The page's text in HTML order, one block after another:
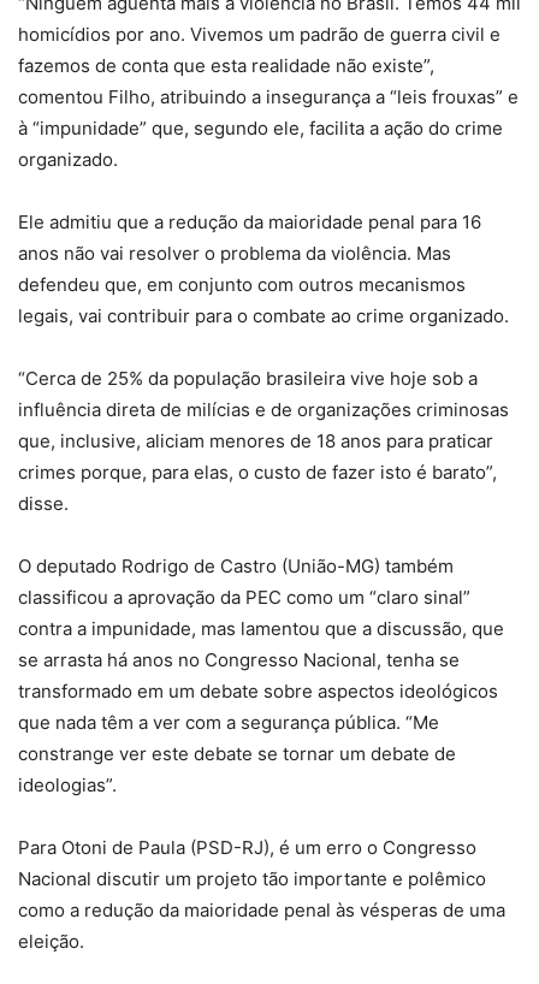
homicídios por ano. Vivemos um padrão de guerra civil e
fazemos de conta que esta realidade não existe”,
comentou Filho, atribuindo a insegurança a “leis frouxas” e
à “impunidade” que, segundo ele, facilita a ação do crime
organizado.
Ele admitiu que a redução da maioridade penal para 16
anos não vai resolver o problema da violência. Mas
defendeu que, em conjunto com outros mecanismos
legais, vai contribuir para o combate ao crime organizado.
“Cerca de 25% da população brasileira vive hoje sob a
influência direta de milícias e de organizações criminosas
que, inclusive, aliciam menores de 18 anos para praticar
crimes porque, para elas, o custo de fazer isto é barato”,
disse.
O deputado Rodrigo de Castro (União-MG) também
classificou a aprovação da PEC como um “claro sinal”
contra a impunidade, mas lamentou que a discussão, que
se arrasta há anos no Congresso Nacional, tenha se
transformado em um debate sobre aspectos ideológicos
que nada têm a ver com a segurança pública. “Me
constrange ver este debate se tornar um debate de
ideologias”.
Para Otoni de Paula (PSD-RJ), é um erro o Congresso
Nacional discutir um projeto tão importante e polêmico
como a redução da maioridade penal às vésperas de uma
eleição.